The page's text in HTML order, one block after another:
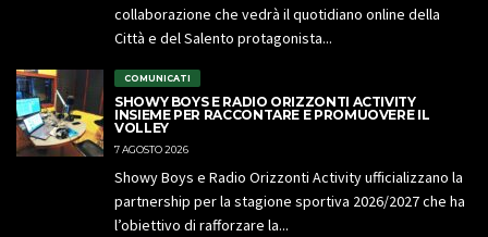
collaborazione che vedrà il quotidiano online della
Città e del Salento protagonista...
COMUNICATI
SHOWY BOYS E RADIO ORIZZONTI ACTIVITY
INSIEME PER RACCONTARE E PROMUOVERE IL
VOLLEY
7 AGOSTO 2026
Showy Boys e Radio Orizzonti Activity ufficializzano la
partnership per la stagione sportiva 2026/2027 che ha
l’obiettivo di rafforzare la...